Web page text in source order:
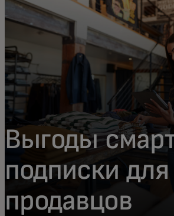
Для новаторов
Новости и тренды
Выгоды
подписки для
продавцов